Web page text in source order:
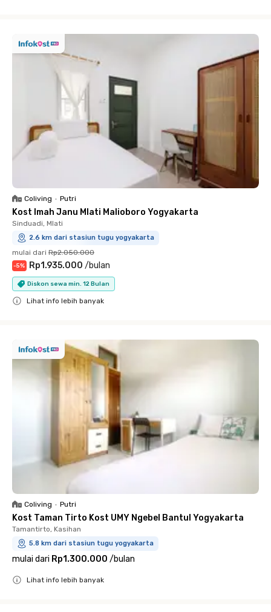
Coliving • Putri
Kost Imah Janu Mlati Malioboro Yogyakarta
Sinduadi, Mlati
2.6 km dari stasiun tugu yogyakarta
mulai dari Rp2.050.000
-5% Rp1.935.000 /bulan
Diskon sewa min. 12 Bulan
Lihat info lebih banyak
Coliving • Putri
Kost Taman Tirto Kost UMY Ngebel Bantul Yogyakarta
Tamantirto, Kasihan
5.8 km dari stasiun tugu yogyakarta
mulai dari Rp1.300.000 /bulan
Lihat info lebih banyak